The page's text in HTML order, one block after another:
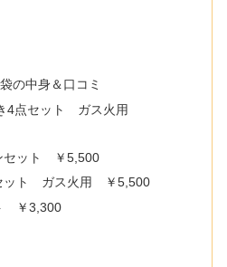
の中身＆口コミ
4点セット ガス火用
セット ￥5,500
ット ガス火用 ￥5,500
￥3,300